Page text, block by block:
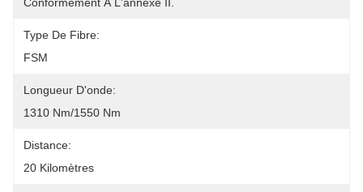
Type De Fibre:
FSM
Longueur D'onde:
1310 Nm/1550 Nm
Distance:
20 Kilomètres